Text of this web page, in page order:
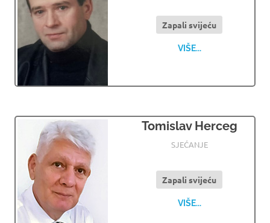
Zapali svijeću
VIŠE...
Tomislav Herceg
31.05.2024
OSMRTNICE LJUBUSKI
SJEĆANJE
Zapali svijeću
VIŠE...